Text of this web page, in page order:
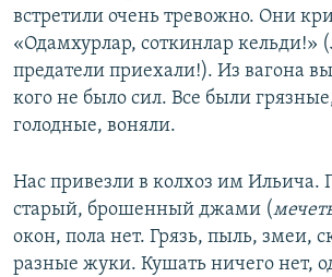
встретили очень тревожно. Они
«Одамхурлар, соткинлар кельди!»
предатели приехали!). Из вагона
кого не было сил. Все были
голодные, воняли.
Нас привезли в колхоз им Ильича.
старый, брошенный джами (
окон, пола нет. Грязь, пыль, змеи,
разные жуки. Кушать ничего нет,